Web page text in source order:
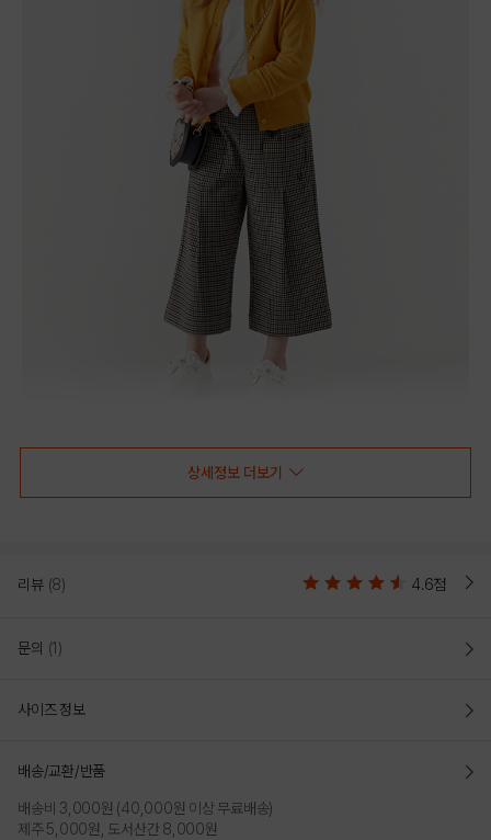
상세정보 더보기
리뷰 (8) 4.6점
문의 (1)
사이즈 정보
배송/교환/반품
배송비 3,000원 (40,000원 이상 무료배송)
제주 5,000원, 도서산간 8,000원